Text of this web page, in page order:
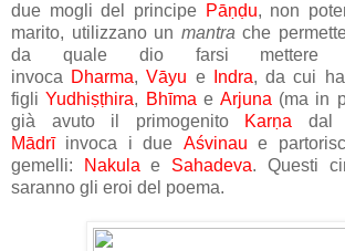
due mogli del principe Pāṇḍu, non
marito, utilizzano un mantra che
da quale dio farsi mettere
invoca Dharma,Vāyu e Indra, da cui
figliYudhiṣṭhira, Bhīma e Arjuna (ma in
già avuto il primogenito
Karṇa dal
Mādrīinvoca i due Aśvinau e
gemelli:
Nakula e Sahadeva. Questi
saranno gli eroi del poema.